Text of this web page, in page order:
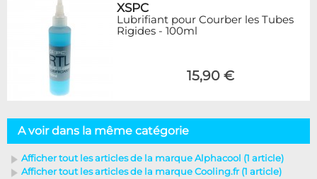
XSPC
Lubrifiant pour Courber les Tubes
Rigides - 100ml
15,90 €
A voir dans la même catégorie
Afficher tout les articles de la marque Alphacool (1 article)
Afficher tout les articles de la marque Cooling.fr (1 article)